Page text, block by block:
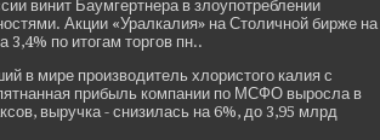
винит Баумгертнера в злоупотреблении
Акции «Уралкалия» на Столичной би­рже на
по итогам торгов пн..
в мире производитель хлористого калия с
прибыль компании по МСФО выросла в
выручка - снизилась на 6%, до 3,95 млрд